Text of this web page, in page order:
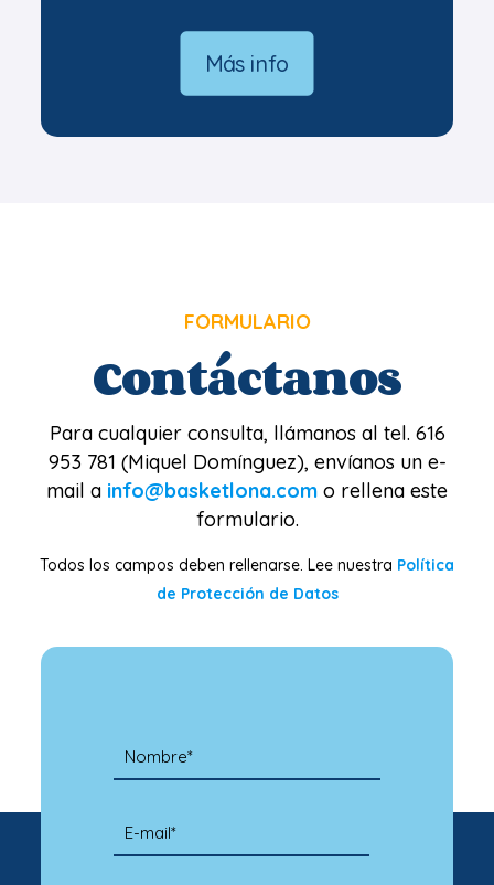
Más info
FORMULARIO
Contáctanos
Para cualquier consulta, llámanos al tel. 616
953 781 (Miquel Domínguez), envíanos un e-
mail a info@basketlona.com o rellena este
formulario.
Todos los campos deben rellenarse. Lee nuestra Política
de Protección de Datos